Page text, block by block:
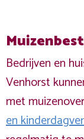
Bedrijven en
Venhorst
met
en